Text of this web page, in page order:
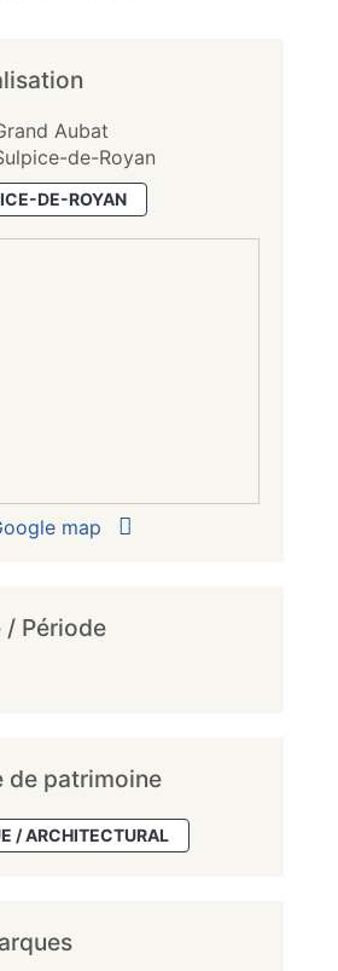
Aubat
de-Royan
DE-ROYAN
map
/ Période
de patrimoine
/ ARCHITECTURAL